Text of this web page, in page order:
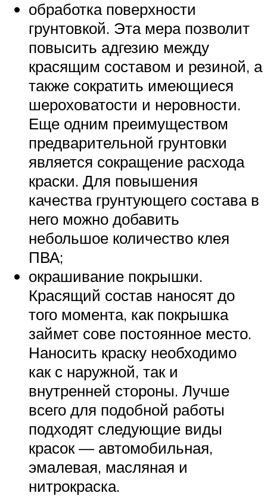
обработка поверхности
грунтовкой. Эта мера позволит
повысить адгезию между
красящим составом и резиной, а
также сократить имеющиеся
шероховатости и неровности.
Еще одним преимуществом
предварительной грунтовки
является сокращение расхода
краски. Для повышения
качества грунтующего состава в
него можно добавить
небольшое количество клея
ПВА;
окрашивание покрышки.
Красящий состав наносят до
того момента, как покрышка
займет сове постоянное место.
Наносить краску необходимо
как с наружной, так и
внутренней стороны. Лучше
всего для подобной работы
подходят следующие виды
красок — автомобильная,
эмалевая, масляная и
нитрокраска.